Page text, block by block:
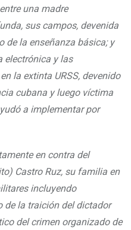
una madre
sus campos, devenida
de la enseñanza básica; y
electrónica y las
la extinta URSS, devenido
cubana y luego víctima
a implementar por
en contra del
Castro Ruz, su familia en
incluyendo
de la traición del dictador
del crimen organizado de